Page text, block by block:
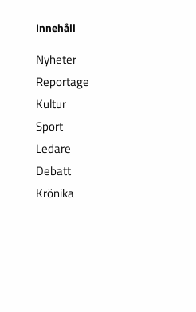
Innehåll
Nyheter
Reportage
Kultur
Sport
Ledare
Debatt
Krönika